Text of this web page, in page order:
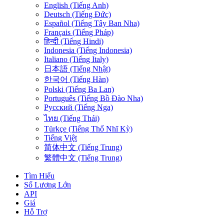
English (Tiếng Anh)
Deutsch (Tiếng Đức)
Español (Tiếng Tây Ban Nha)
Français (Tiếng Pháp)
हिन्दी (Tiếng Hindi)
Indonesia (Tiếng Indonesia)
Italiano (Tiếng Italy)
日本語 (Tiếng Nhật)
한국어 (Tiếng Hàn)
Polski (Tiếng Ba Lan)
Português (Tiếng Bồ Đào Nha)
Русский (Tiếng Nga)
ไทย (Tiếng Thái)
Türkçe (Tiếng Thổ Nhĩ Kỳ)
Tiếng Việt
简体中文 (Tiếng Trung)
繁體中文 (Tiếng Trung)
Tìm Hiểu
Số Lương Lớn
API
Giá
Hỗ Trợ